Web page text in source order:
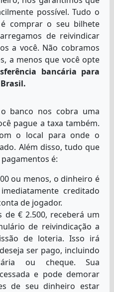
possível. Tudo o
comprar o seu bilhete
de reivindicar
a você. Não cobramos
a menos que você opte
bancária para
banco nos cobra uma
pague a taxa também.
o local para onde o
Além disso, tudo que
é:
ou menos, o dinheiro é
creditado
de jogador.
de € 2.500, receberá um
de reivindicação a
de loteria. Isso irá
ser pago, incluindo
ou cheque. Sua
e pode demorar
de seu dinheiro estar